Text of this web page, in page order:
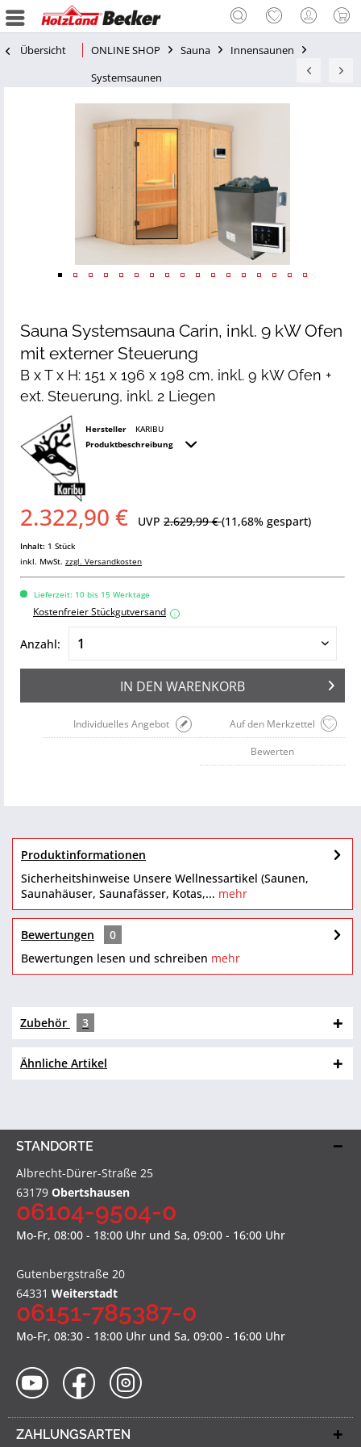
Übersicht ONLINE SHOP Sauna
Innensaunen
Systemsaunen
Sauna Systemsauna Carin, inkl. 9 kW Ofen
mit externer Steuerung
B x T x H: 151 x 196 x 198 cm, inkl. 9 kW Ofen +
ext. Steuerung, inkl. 2 Liegen
Hersteller
KARIBU
Produktbeschreibung
2.322,90 € UVP 2.629,99 €(11,68% gespart)
Inhalt: 1 Stück
inkl. MwSt. zzgl. Versandkosten
Lieferzeit: 10 bis 15 Werktage
Kostenfreier Stückgutversand i
Anzahl:
IN DEN WARENKORB
Auf den Merkzettel
Individuelles Angebot
Bewerten
Produktinformationen
Sicherheitshinweise Unsere Wellnessartikel (Saunen,
Saunahäuser, Saunafässer, Kotas,... mehr
Bewertungen
0
Bewertungen lesen und schreiben mehr
Zubehör 3
Ähnliche Artikel
STANDORTE
Albrecht-Dürer-Straße 25
63179 Obertshausen
06104-9504-0
Mo-Fr, 08:00 - 18:00 Uhr und Sa, 09:00 - 16:00 Uhr
Gutenbergstraße 20
64331 Weiterstadt
06151-785387-0
Mo-Fr, 08:30 - 18:00 Uhr und Sa, 09:00 - 16:00 Uhr
ZAHLUNGSARTEN